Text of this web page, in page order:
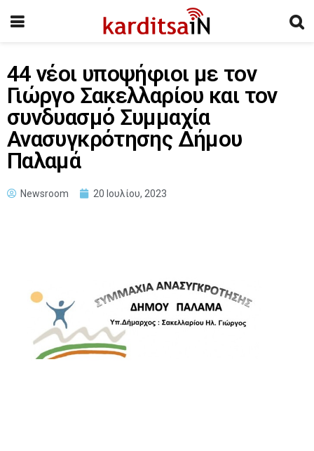
44 νέοι υποψήφιοι με τον
Γιώργο Σακελλαρίου και τον
συνδυασμό Συμμαχία
Ανασυγκρότησης Δήμου
Παλαμά
Newsroom 20 Ιουλίου, 2023